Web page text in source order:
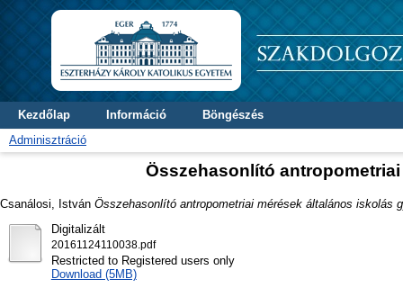
Kezdőlap Információ
Böngészés
Adminisztráció
Összehasonlító
Csanálosi, István Összehasonlító antropometriai mérések általános iskolás
Digitalizált
20161124110038.pdf
Restricted to Registered users only
Download (5MB)